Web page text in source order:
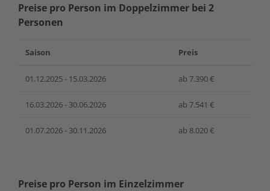
Preise pro Person im Doppelzimmer bei 2
Personen
Saison Preis
01.12.2025 - 15.03.2026 ab 7.390 €
16.03.2026 - 30.06.2026 ab 7.541 €
01.07.2026 - 30.11.2026 ab 8.020 €
Preise pro Person im Einzelzimmer